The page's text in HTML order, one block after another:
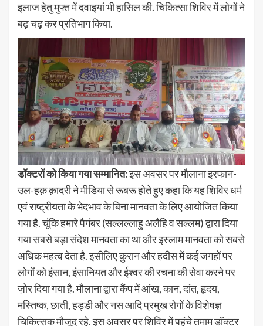
इलाज हेतु मुफ्त में दवाइयां भी हासिल की. चिकित्सा शिविर में लोगों ने
बढ़ चढ़ कर प्रतिभाग किया.
डॉक्टरों को किया गया सम्मानित:इस अवसर पर मौलाना इरफान-
उल-हक़ क़ादरी ने मीडिया से रूबरू होते हुए कहा कि यह शिविर धर्म
एवं राष्ट्रीयता के भेदभाव के बिना मानवता के लिए आयोजित किया
गया है. चूंकि हमारे पैगंबर (सल्लल्लाहु अलैहि व सल्लम) द्वारा दिया
गया सबसे बड़ा संदेश मानवता का था और इस्लाम मानवता को सबसे
अधिक महत्व देता है. इसीलिए कुरान और हदीस में कई जगहों पर
लोगों को इंसान, इंसानियत और ईश्वर की रचना की सेवा करने पर
ज़ोर दिया गया है. मौलाना द्वारा कैंप में आंख, कान, दांत, हृदय,
मस्तिष्क, छाती, हड्डी और नस आदि प्रमुख रोगों के विशेषज्ञ
चिकित्सक मौजूद रहे. इस अवसर पर शिविर में पहुंचे तमाम डॉक्टर